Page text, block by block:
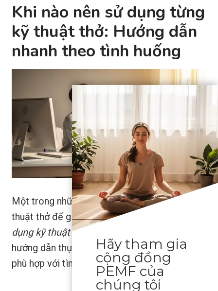
Khi nào nên sử dụng từng
kỹ thuật thở: Hướng dẫn
nhanh theo tình huống
Một trong những câu hỏi phổ biến nhất về kỹ
thuật thở để giảm căng thẳng là:
dụng kỹ thuật nào và khi nào?
hướng dẫn thực tế về cách lựa chọn kỹ thuật
phù hợp với tình huống của bạn.
Hãy tham gia
cộng đồng
PEMF của
chúng tôi